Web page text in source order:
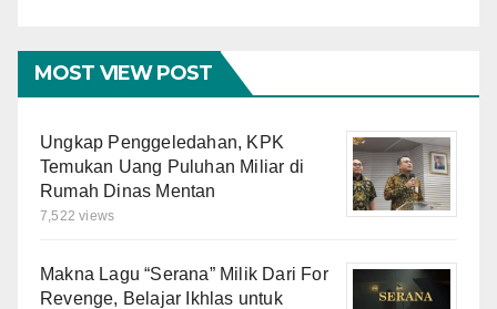
MOST VIEW POST
Ungkap Penggeledahan, KPK
Temukan Uang Puluhan Miliar di
Rumah Dinas Mentan
7,522 views
Makna Lagu “Serana” Milik Dari For
Revenge, Belajar Ikhlas untuk